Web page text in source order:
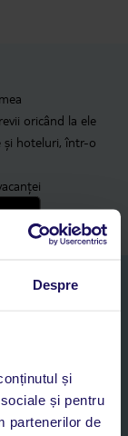
Despre
și
și pentru
partenerilor de
oricând la ele
și hoteluri, într-o
de către TUI